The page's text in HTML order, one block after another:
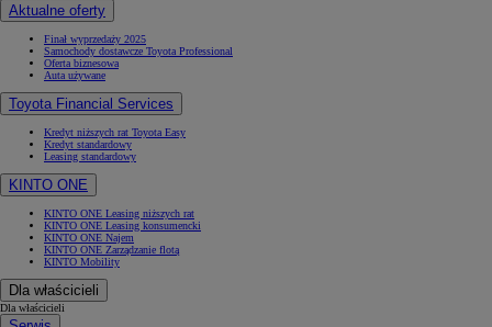
Aktualne oferty
Finał wyprzedaży 2025
Samochody dostawcze Toyota Professional
Oferta biznesowa
Auta używane
Toyota Financial Services
Kredyt niższych rat Toyota Easy
Kredyt standardowy
Leasing standardowy
KINTO ONE
KINTO ONE Leasing niższych rat
KINTO ONE Leasing konsumencki
KINTO ONE Najem
KINTO ONE Zarządzanie flotą
KINTO Mobility
Dla właścicieli
Dla właścicieli